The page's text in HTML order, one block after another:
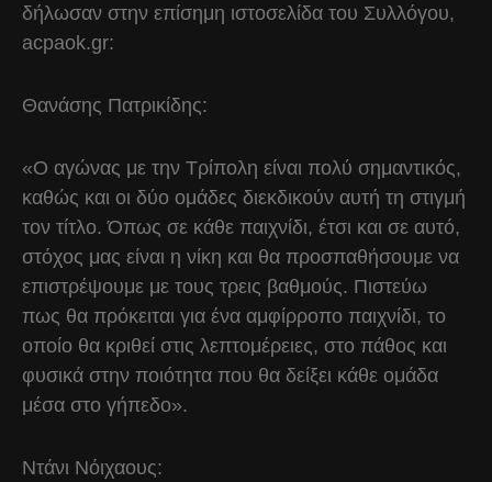
δήλωσαν στην επίσημη ιστοσελίδα του Συλλόγου,
acpaok.gr:
Θανάσης Πατρικίδης:
«Ο αγώνας με την Τρίπολη είναι πολύ σημαντικός,
καθώς και οι δύο ομάδες διεκδικούν αυτή τη στιγμή
τον τίτλο. Όπως σε κάθε παιχνίδι, έτσι και σε αυτό,
στόχος μας είναι η νίκη και θα προσπαθήσουμε να
επιστρέψουμε με τους τρεις βαθμούς. Πιστεύω
πως θα πρόκειται για ένα αμφίρροπο παιχνίδι, το
οποίο θα κριθεί στις λεπτομέρειες, στο πάθος και
φυσικά στην ποιότητα που θα δείξει κάθε ομάδα
μέσα στο γήπεδο».
Ντάνι Νόιχαους: